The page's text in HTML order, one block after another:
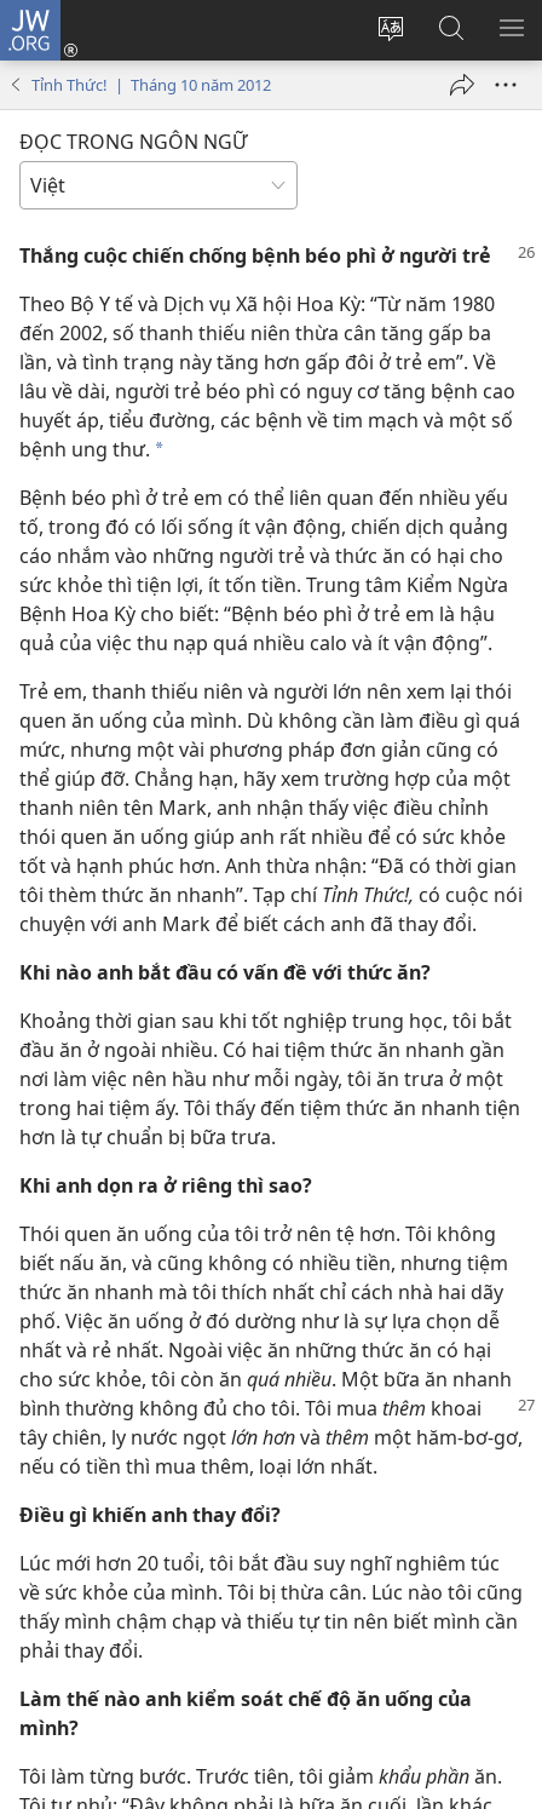
JW.ORG
Thay
Đăng
nhập
Tìm
kiếm
JW.ORG
Tỉnh Thức! | Tháng 10 năm 2012
ĐỌC TRONG NGÔN NGỮ
Thắng cuộc chiến chống bệnh béo phì ở người trẻ
Theo Bộ Y tế và Dịch vụ Xã hội Hoa Kỳ: “Từ năm 1980
đến 2002, số thanh thiếu niên thừa cân tăng gấp ba
lần, và tình trạng này tăng hơn gấp đôi ở trẻ em”. Về
lâu về dài, người trẻ béo phì có nguy cơ tăng bệnh cao
huyết áp, tiểu đường, các bệnh về tim mạch và một số
bệnh ung thư. *
Bệnh béo phì ở trẻ em có thể liên quan đến nhiều yếu
tố, trong đó có lối sống ít vận động, chiến dịch quảng
cáo nhắm vào những người trẻ và thức ăn có hại cho
sức khỏe thì tiện lợi, ít tốn tiền. Trung tâm Kiểm Ngừa
Bệnh Hoa Kỳ cho biết: “Bệnh béo phì ở trẻ em là hậu
quả của việc thu nạp quá nhiều calo và ít vận động”.
Trẻ em, thanh thiếu niên và người lớn nên xem lại thói
quen ăn uống của mình. Dù không cần làm điều gì quá
mức, nhưng một vài phương pháp đơn giản cũng có
thể giúp đỡ. Chẳng hạn, hãy xem trường hợp của một
thanh niên tên Mark, anh nhận thấy việc điều chỉnh
thói quen ăn uống giúp anh rất nhiều để có sức khỏe
tốt và hạnh phúc hơn. Anh thừa nhận: “Đã có thời gian
tôi thèm thức ăn nhanh”. Tạp chíTỉnh Thức!, có cuộc nói
chuyện với anh Mark để biết cách anh đã thay đổi.
Khi nào anh bắt đầu có vấn đề với thức ăn?
Khoảng thời gian sau khi tốt nghiệp trung học, tôi bắt
đầu ăn ở ngoài nhiều. Có hai tiệm thức ăn nhanh gần
nơi làm việc nên hầu như mỗi ngày, tôi ăn trưa ở một
trong hai tiệm ấy. Tôi thấy đến tiệm thức ăn nhanh tiện
hơn là tự chuẩn bị bữa trưa.
Khi anh dọn ra ở riêng thì sao?
Thói quen ăn uống của tôi trở nên tệ hơn. Tôi không
biết nấu ăn, và cũng không có nhiều tiền, nhưng tiệm
thức ăn nhanh mà tôi thích nhất chỉ cách nhà hai dãy
phố. Việc ăn uống ở đó dường như là sự lựa chọn dễ
nhất và rẻ nhất. Ngoài việc ăn những thức ăn có hại
cho sức khỏe, tôi còn ăn quá nhiều. Một bữa ăn nhanh
bình thường không đủ cho tôi. Tôi mua thêm khoai
tây chiên, ly nước ngọtlớn hơnvà thêm một hăm-bơ-gơ,
nếu có tiền thì mua thêm, loại lớn nhất.
Điều gì khiến anh thay đổi?
Lúc mới hơn 20 tuổi, tôi bắt đầu suy nghĩ nghiêm túc
về sức khỏe của mình. Tôi bị thừa cân. Lúc nào tôi cũng
thấy mình chậm chạp và thiếu tự tin nên biết mình cần
phải thay đổi.
Làm thế nào anh kiểm soát chế độ ăn uống của
mình?
Tôi làm từng bước. Trước tiên, tôi giảm khẩu phầnăn.